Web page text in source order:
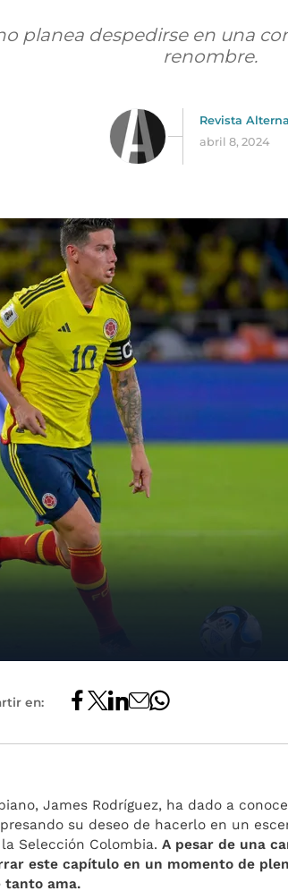
planea despedirse en una
renombre.
Revista
abril 8, 2024
en:
James Rodríguez, ha dado a
su deseo de hacerlo en un
Selección Colombia.A pesar de una
este capítulo en un momento de
tanto ama.